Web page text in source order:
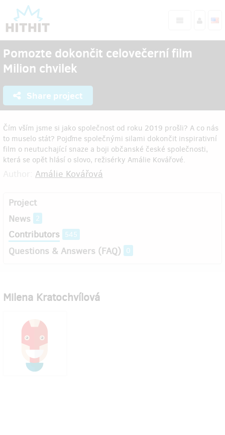
Pomozte dokončit celovečerní film
Milion chvilek
Share project
Čím vším jsme si jako společnost od roku 2019 prošli? A co nás
to muselo stát? Pojďme společnými silami dokončit inspirativní
film o neutuchající snaze a boji občanské české společnosti,
která se opět hlásí o slovo, režisérky Amálie Kovářové.
Amálie Kovářová
Project
News
2
Contributors 545
Questions & Answers (FAQ) 0
Milena Kratochvílová